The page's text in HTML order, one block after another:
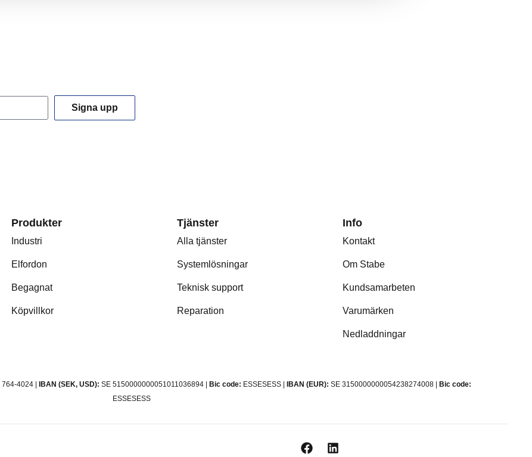
Signa upp
Produkter
Industri
Elfordon
Begagnat
Köpvillkor
Tjänster
Alla tjänster
Systemlösningar
Teknisk support
Reparation
Info
Kontakt
Om Stabe
Kundsamarbeten
Varumärken
Nedladdningar
764-4024 | IBAN (SEK, USD): SE 5150000000051011036894 | Bic code: ESSESESS | IBAN (EUR): SE 3150000000054238274008 | Bic code:
ESSESESS